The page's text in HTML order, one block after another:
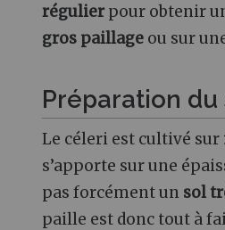
régulier pour obtenir
gros paillage ou sur
Préparation du
Le céleri est cultivé sur
s’apporte sur une
pas forcément un sol
paille est donc tout à